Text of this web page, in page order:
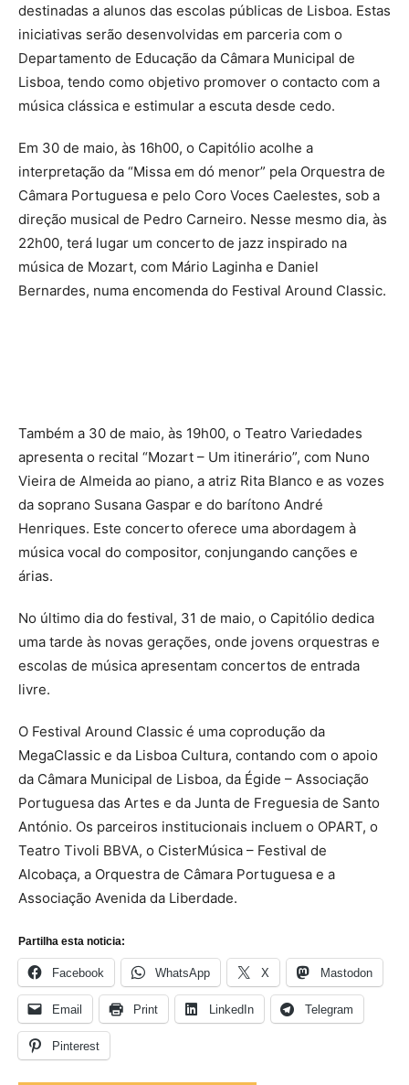
destinadas a alunos das escolas públicas de Lisboa. Estas
iniciativas serão desenvolvidas em parceria com o
Departamento de Educação da Câmara Municipal de
Lisboa, tendo como objetivo promover o contacto com a
música clássica e estimular a escuta desde cedo.
Em 30 de maio, às 16h00, o Capitólio acolhe a
interpretação da “Missa em dó menor” pela Orquestra de
Câmara Portuguesa e pelo Coro Voces Caelestes, sob a
direção musical de Pedro Carneiro. Nesse mesmo dia, às
22h00, terá lugar um concerto de jazz inspirado na
música de Mozart, com Mário Laginha e Daniel
Bernardes, numa encomenda do Festival Around Classic.
Também a 30 de maio, às 19h00, o Teatro Variedades
apresenta o recital “Mozart – Um itinerário”, com Nuno
Vieira de Almeida ao piano, a atriz Rita Blanco e as vozes
da soprano Susana Gaspar e do barítono André
Henriques. Este concerto oferece uma abordagem à
música vocal do compositor, conjungando canções e
árias.
No último dia do festival, 31 de maio, o Capitólio dedica
uma tarde às novas gerações, onde jovens orquestras e
escolas de música apresentam concertos de entrada
livre.
O Festival Around Classic é uma coprodução da
MegaClassic e da Lisboa Cultura, contando com o apoio
da Câmara Municipal de Lisboa, da Égide – Associação
Portuguesa das Artes e da Junta de Freguesia de Santo
António. Os parceiros institucionais incluem o OPART, o
Teatro Tivoli BBVA, o CisterMúsica – Festival de
Alcobaça, a Orquestra de Câmara Portuguesa e a
Associação Avenida da Liberdade.
Partilha esta noticia:
Facebook WhatsApp X Mastodon
Email Print LinkedIn Telegram
Pinterest